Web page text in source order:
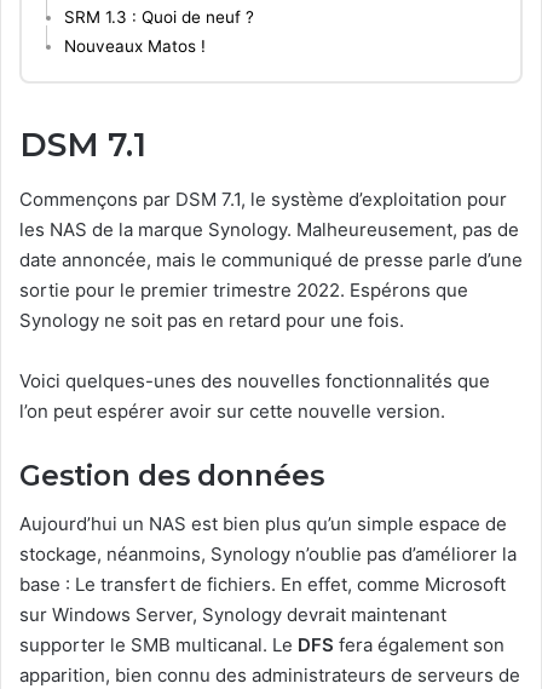
SRM 1.3 : Quoi de neuf ?
Nouveaux Matos !
DSM 7.1
Commençons par DSM 7.1, le système d’exploitation pour
les NAS de la marque Synology. Malheureusement, pas de
date annoncée, mais le communiqué de presse parle d’une
sortie pour le premier trimestre 2022. Espérons que
Synology ne soit pas en retard pour une fois.
Voici quelques-unes des nouvelles fonctionnalités que
l’on peut espérer avoir sur cette nouvelle version.
Gestion des données
Aujourd’hui un NAS est bien plus qu’un simple espace de
stockage, néanmoins, Synology n’oublie pas d’améliorer la
base : Le transfert de fichiers. En effet, comme Microsoft
sur Windows Server, Synology devrait maintenant
supporter le SMB multicanal. Le DFS fera également son
apparition, bien connu des administrateurs de serveurs de